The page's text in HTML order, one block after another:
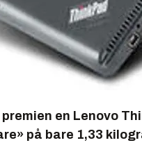
premien en Lenovo
på bare 1,33